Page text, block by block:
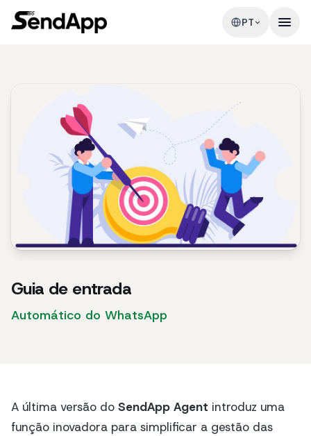
PT
Guia de entrada
Automático do WhatsApp
A última versão do SendApp Agent introduz uma
função inovadora para simplificar a gestão das